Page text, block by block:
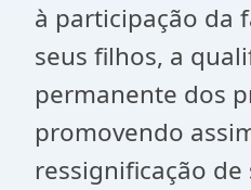
à participação da
seus filhos, a
permanente dos
promovendo
ressignificação de